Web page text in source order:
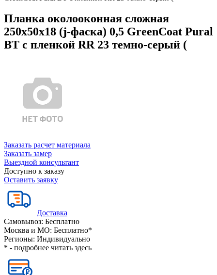
Планка околооконная сложная
250х50х18 (j-фаска) 0,5 GreenCoat Pural
BT с пленкой RR 23 темно-серый (
Заказать расчет материала
Заказать замер
Выездной консультант
Доступно к заказу
Оставить заявку
Доставка
Самовывоз: Бесплатно
Москва и МО: Бесплатно*
Регионы: Индивидуально
* - подробнее читать здесь